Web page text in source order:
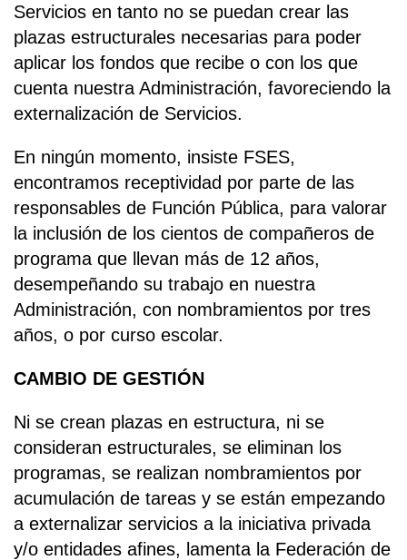
Servicios en tanto no se puedan crear las
plazas estructurales necesarias para poder
aplicar los fondos que recibe o con los que
cuenta nuestra Administración, favoreciendo la
externalización de Servicios.
En ningún momento, insiste FSES,
encontramos receptividad por parte de las
responsables de Función Pública, para valorar
la inclusión de los cientos de compañeros de
programa que llevan más de 12 años,
desempeñando su trabajo en nuestra
Administración, con nombramientos por tres
años, o por curso escolar.
CAMBIO DE GESTIÓN
Ni se crean plazas en estructura, ni se
consideran estructurales, se eliminan los
programas, se realizan nombramientos por
acumulación de tareas y se están empezando
a externalizar servicios a la iniciativa privada
y/o entidades afines, lamenta la Federación de